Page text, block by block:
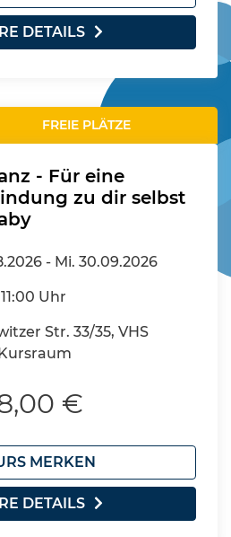
DETAILS
FREIE PLÄTZE
- Für eine
zu dir selbst
- Mi. 30.09.2026
Uhr
Str. 33/35, VHS
€
MERKEN
DETAILS